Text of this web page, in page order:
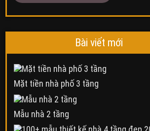
Bài viết mới
Mặt tiền nhà phố 3 tầng
Mẫu nhà 2 tầng